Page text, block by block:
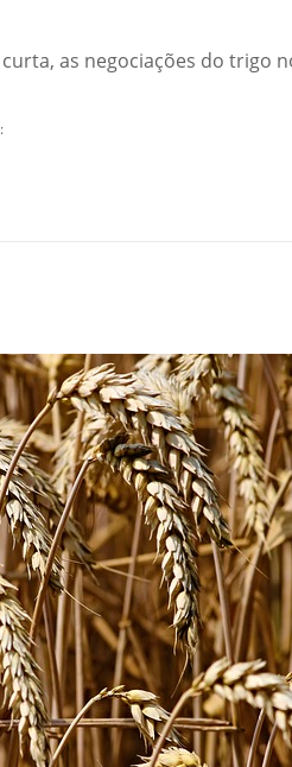
as negociações do trigo